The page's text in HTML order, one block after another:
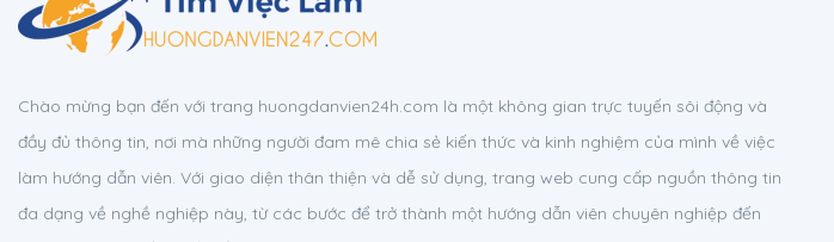
Chào mừng bạn đến với trang huongdanvien24h.com là một không gian trực tuyến sôi động và
đầy đủ thông tin, nơi mà những người đam mê chia sẻ kiến thức và kinh nghiệm của mình về việc
làm hướng dẫn viên. Với giao diện thân thiện và dễ sử dụng, trang web cung cấp nguồn thông tin
đa dạng về nghề nghiệp này, từ các bước để trở thành một hướng dẫn viên chuyên nghiệp đến